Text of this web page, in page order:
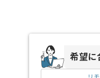
希望に